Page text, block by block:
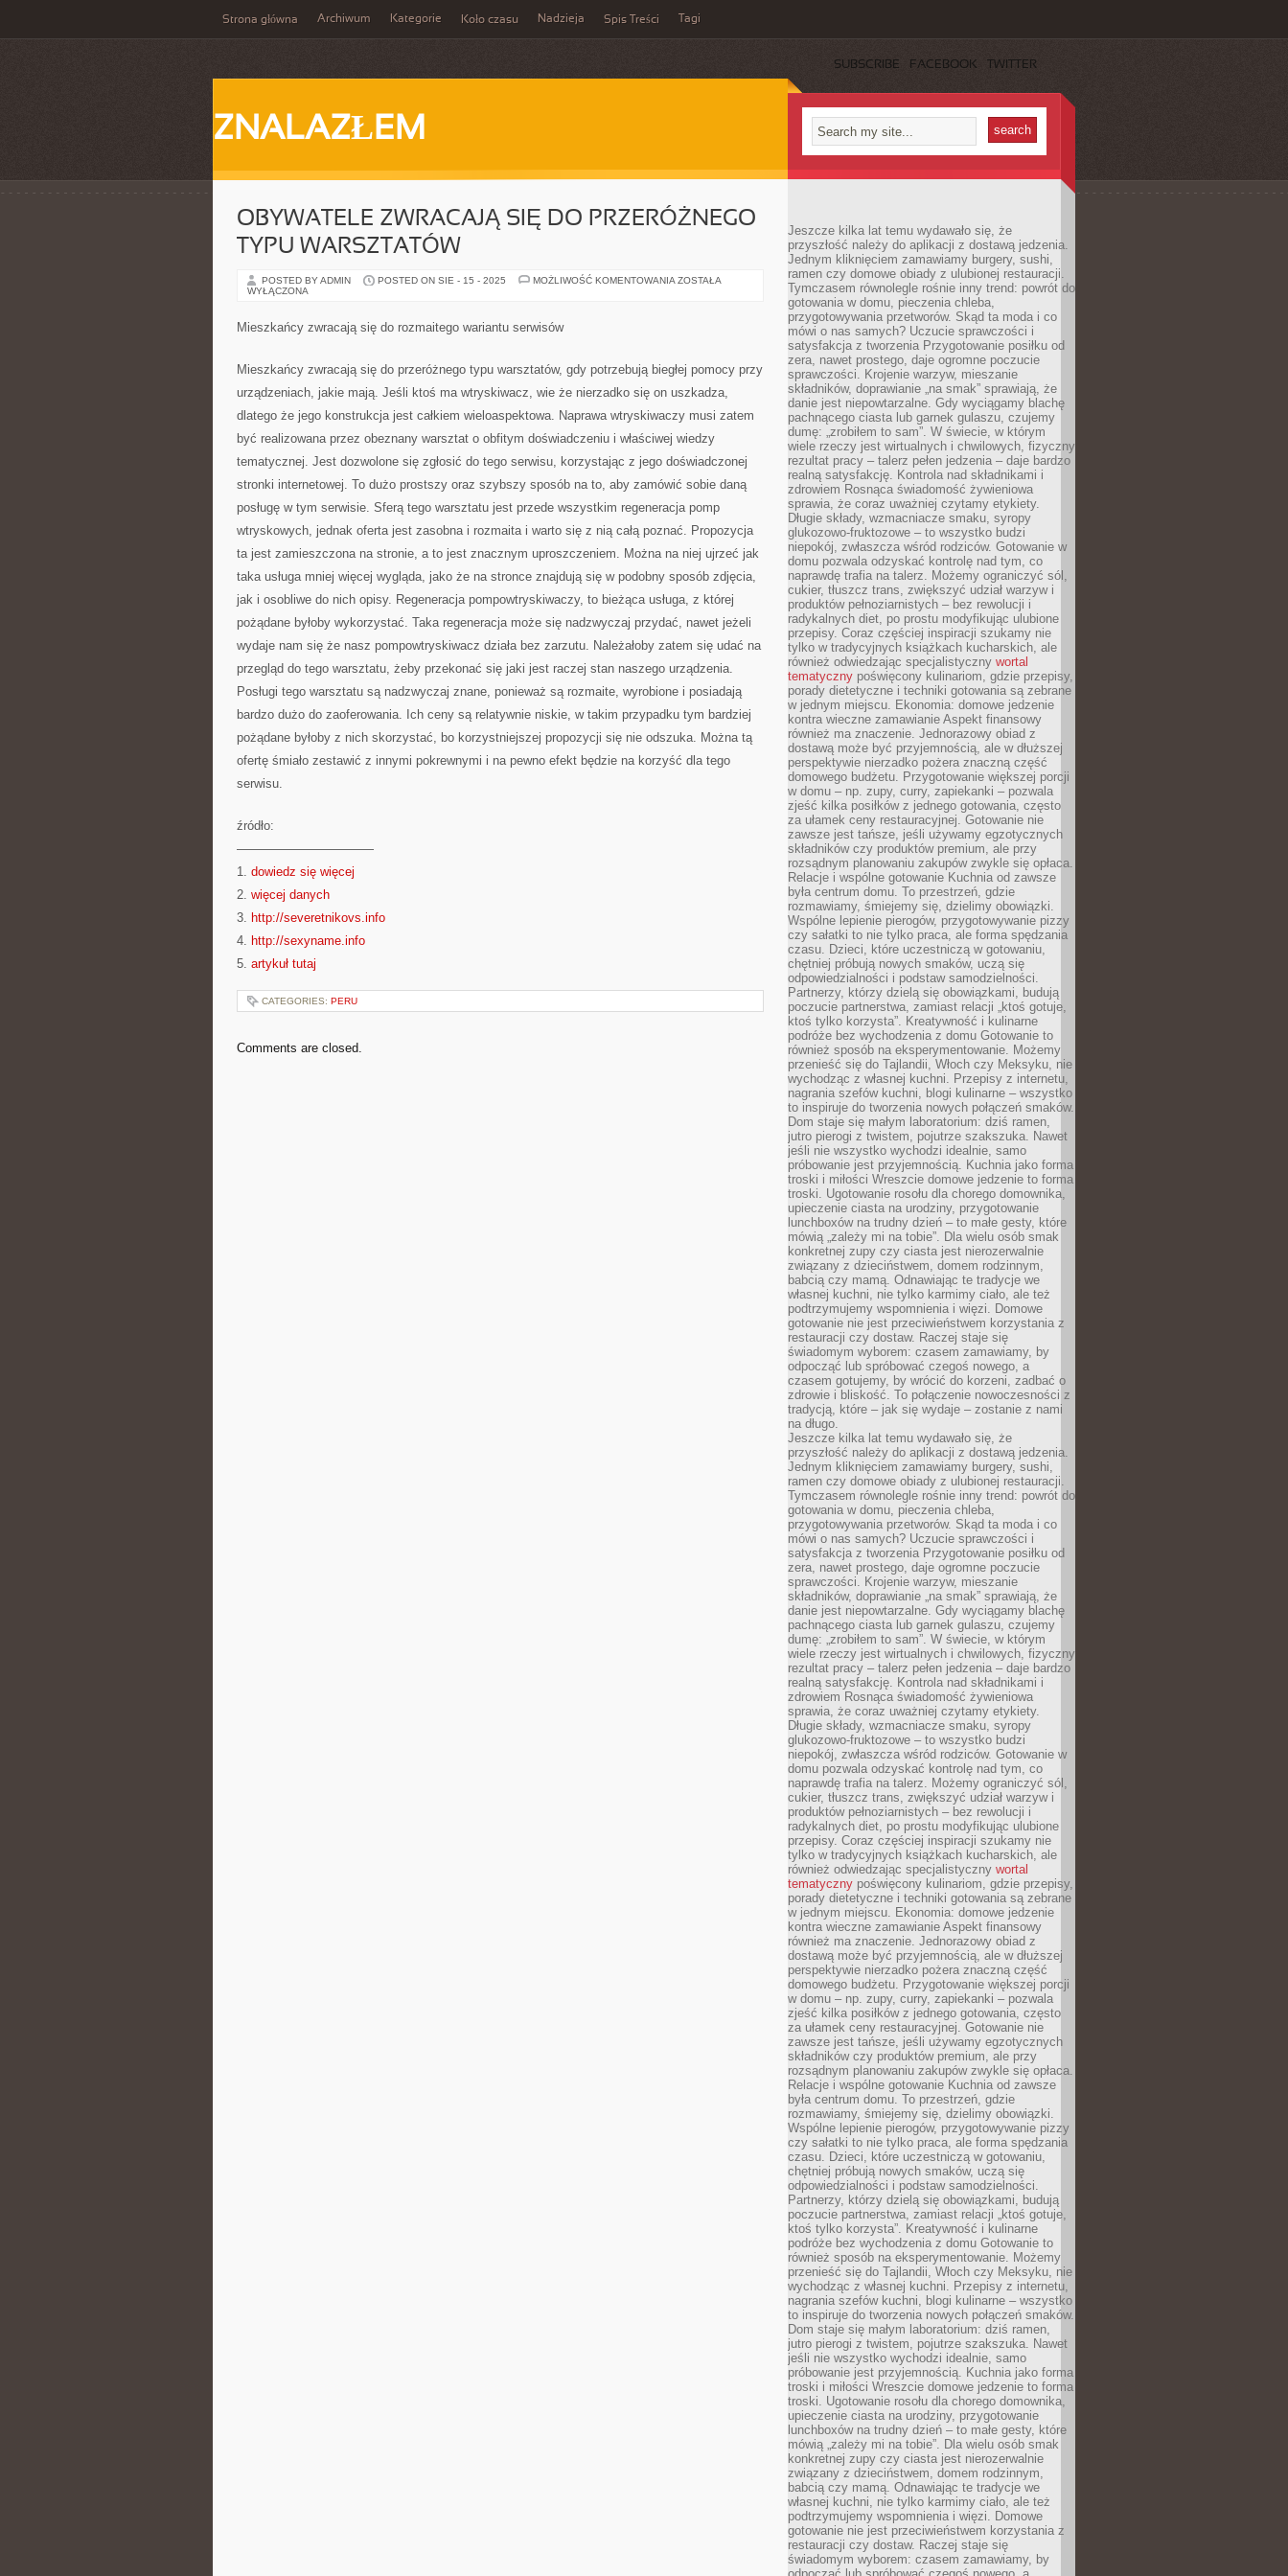
Strona główna Archiwum Kategorie Koło czasu Nadzieja Spis Treści Tagi
SUBSCRIBE FACEBOOK TWITTER
ZNALAZŁEM
OBYWATELE ZWRACAJĄ SIĘ DO PRZERÓŻNEGO
TYPU WARSZTATÓW
POSTED BY ADMIN POSTED ON SIE - 15 - 2025 MOŻLIWOŚĆ KOMENTOWANIA OBYWATELE
ZOSTAŁA
WYŁĄCZONA
Mieszkańcy zwracają się do rozmaitego wariantu serwisów
Mieszkańcy zwracają się do przeróżnego typu warsztatów, gdy potrzebują biegłej pomocy przy
urządzeniach, jakie mają. Jeśli ktoś ma wtryskiwacz, wie że nierzadko się on uszkadza,
dlatego że jego konstrukcja jest całkiem wieloaspektowa. Naprawa wtryskiwaczy musi zatem
być realizowana przez obeznany warsztat o obfitym doświadczeniu i właściwej wiedzy
tematycznej. Jest dozwolone się zgłosić do tego serwisu, korzystając z jego doświadczonej
stronki internetowej. To dużo prostszy oraz szybszy sposób na to, aby zamówić sobie daną
posługę w tym serwisie. Sferą tego warsztatu jest przede wszystkim regeneracja pomp
wtryskowych, jednak oferta jest zasobna i rozmaita i warto się z nią całą poznać. Propozycja
ta jest zamieszczona na stronie, a to jest znacznym uproszczeniem. Można na niej ujrzeć jak
taka usługa mniej więcej wygląda, jako że na stronce znajdują się w podobny sposób zdjęcia,
jak i osobliwe do nich opisy. Regeneracja pompowtryskiwaczy, to bieżąca usługa, z której
pożądane byłoby wykorzystać. Taka regeneracja może się nadzwyczaj przydać, nawet jeżeli
wydaje nam się że nasz pompowtryskiwacz działa bez zarzutu. Należałoby zatem się udać na
przegląd do tego warsztatu, żeby przekonać się jaki jest raczej stan naszego urządzenia.
Posługi tego warsztatu są nadzwyczaj znane, ponieważ są rozmaite, wyrobione i posiadają
bardzo dużo do zaoferowania. Ich ceny są relatywnie niskie, w takim przypadku tym bardziej
pożądane byłoby z nich skorzystać, bo korzystniejszej propozycji się nie odszuka. Można tą
ofertę śmiało zestawić z innymi pokrewnymi i na pewno efekt będzie na korzyść dla tego
serwisu.
źródło:
———————————
1. dowiedz się więcej
2. więcej danych
3. http://severetnikovs.info
4. http://sexyname.info
5. artykuł tutaj
CATEGORIES: PERU
Comments are closed.
Jeszcze kilka lat temu wydawało się, że
przyszłość należy do aplikacji z dostawą jedzenia.
Jednym kliknięciem zamawiamy burgery, sushi,
ramen czy domowe obiady z ulubionej restauracji.
Tymczasem równolegle rośnie inny trend: powrót do
gotowania w domu, pieczenia chleba,
przygotowywania przetworów. Skąd ta moda i co
mówi o nas samych? Uczucie sprawczości i
satysfakcja z tworzenia Przygotowanie posiłku od
zera, nawet prostego, daje ogromne poczucie
sprawczości. Krojenie warzyw, mieszanie
składników, doprawianie „na smak” sprawiają, że
danie jest niepowtarzalne. Gdy wyciągamy blachę
pachnącego ciasta lub garnek gulaszu, czujemy
dumę: „zrobiłem to sam”. W świecie, w którym
wiele rzeczy jest wirtualnych i chwilowych, fizyczny
rezultat pracy – talerz pełen jedzenia – daje bardzo
realną satysfakcję. Kontrola nad składnikami i
zdrowiem Rosnąca świadomość żywieniowa
sprawia, że coraz uważniej czytamy etykiety.
Długie składy, wzmacniacze smaku, syropy
glukozowo-fruktozowe – to wszystko budzi
niepokój, zwłaszcza wśród rodziców. Gotowanie w
domu pozwala odzyskać kontrolę nad tym, co
naprawdę trafia na talerz. Możemy ograniczyć sól,
cukier, tłuszcz trans, zwiększyć udział warzyw i
produktów pełnoziarnistych – bez rewolucji i
radykalnych diet, po prostu modyfikując ulubione
przepisy. Coraz częściej inspiracji szukamy nie
tylko w tradycyjnych książkach kucharskich, ale
również odwiedzając specjalistyczny wortal
tematyczny poświęcony kulinariom, gdzie przepisy,
porady dietetyczne i techniki gotowania są zebrane
w jednym miejscu. Ekonomia: domowe jedzenie
kontra wieczne zamawianie Aspekt finansowy
również ma znaczenie. Jednorazowy obiad z
dostawą może być przyjemnością, ale w dłuższej
perspektywie nierzadko pożera znaczną część
domowego budżetu. Przygotowanie większej porcji
w domu – np. zupy, curry, zapiekanki – pozwala
zjeść kilka posiłków z jednego gotowania, często
za ułamek ceny restauracyjnej. Gotowanie nie
zawsze jest tańsze, jeśli używamy egzotycznych
składników czy produktów premium, ale przy
rozsądnym planowaniu zakupów zwykle się opłaca.
Relacje i wspólne gotowanie Kuchnia od zawsze
była centrum domu. To przestrzeń, gdzie
rozmawiamy, śmiejemy się, dzielimy obowiązki.
Wspólne lepienie pierogów, przygotowywanie pizzy
czy sałatki to nie tylko praca, ale forma spędzania
czasu. Dzieci, które uczestniczą w gotowaniu,
chętniej próbują nowych smaków, uczą się
odpowiedzialności i podstaw samodzielności.
Partnerzy, którzy dzielą się obowiązkami, budują
poczucie partnerstwa, zamiast relacji „ktoś gotuje,
ktoś tylko korzysta”. Kreatywność i kulinarne
podróże bez wychodzenia z domu Gotowanie to
również sposób na eksperymentowanie. Możemy
przenieść się do Tajlandii, Włoch czy Meksyku, nie
wychodząc z własnej kuchni. Przepisy z internetu,
nagrania szefów kuchni, blogi kulinarne – wszystko
to inspiruje do tworzenia nowych połączeń smaków.
Dom staje się małym laboratorium: dziś ramen,
jutro pierogi z twistem, pojutrze szakszuka. Nawet
jeśli nie wszystko wychodzi idealnie, samo
próbowanie jest przyjemnością. Kuchnia jako forma
troski i miłości Wreszcie domowe jedzenie to forma
troski. Ugotowanie rosołu dla chorego domownika,
upieczenie ciasta na urodziny, przygotowanie
lunchboxów na trudny dzień – to małe gesty, które
mówią „zależy mi na tobie”. Dla wielu osób smak
konkretnej zupy czy ciasta jest nierozerwalnie
związany z dzieciństwem, domem rodzinnym,
babcią czy mamą. Odnawiając te tradycje we
własnej kuchni, nie tylko karmimy ciało, ale też
podtrzymujemy wspomnienia i więzi. Domowe
gotowanie nie jest przeciwieństwem korzystania z
restauracji czy dostaw. Raczej staje się
świadomym wyborem: czasem zamawiamy, by
odpocząć lub spróbować czegoś nowego, a
czasem gotujemy, by wrócić do korzeni, zadbać o
zdrowie i bliskość. To połączenie nowoczesności z
tradycją, które – jak się wydaje – zostanie z nami
na długo.
Jeszcze kilka lat temu wydawało się, że
przyszłość należy do aplikacji z dostawą jedzenia.
Jednym kliknięciem zamawiamy burgery, sushi,
ramen czy domowe obiady z ulubionej restauracji.
Tymczasem równolegle rośnie inny trend: powrót do
gotowania w domu, pieczenia chleba,
przygotowywania przetworów. Skąd ta moda i co
mówi o nas samych? Uczucie sprawczości i
satysfakcja z tworzenia Przygotowanie posiłku od
zera, nawet prostego, daje ogromne poczucie
sprawczości. Krojenie warzyw, mieszanie
składników, doprawianie „na smak” sprawiają, że
danie jest niepowtarzalne. Gdy wyciągamy blachę
pachnącego ciasta lub garnek gulaszu, czujemy
dumę: „zrobiłem to sam”. W świecie, w którym
wiele rzeczy jest wirtualnych i chwilowych, fizyczny
rezultat pracy – talerz pełen jedzenia – daje bardzo
realną satysfakcję. Kontrola nad składnikami i
zdrowiem Rosnąca świadomość żywieniowa
sprawia, że coraz uważniej czytamy etykiety.
Długie składy, wzmacniacze smaku, syropy
glukozowo-fruktozowe – to wszystko budzi
niepokój, zwłaszcza wśród rodziców. Gotowanie w
domu pozwala odzyskać kontrolę nad tym, co
naprawdę trafia na talerz. Możemy ograniczyć sól,
cukier, tłuszcz trans, zwiększyć udział warzyw i
produktów pełnoziarnistych – bez rewolucji i
radykalnych diet, po prostu modyfikując ulubione
przepisy. Coraz częściej inspiracji szukamy nie
tylko w tradycyjnych książkach kucharskich, ale
również odwiedzając specjalistyczny wortal
tematyczny poświęcony kulinariom, gdzie przepisy,
porady dietetyczne i techniki gotowania są zebrane
w jednym miejscu. Ekonomia: domowe jedzenie
kontra wieczne zamawianie Aspekt finansowy
również ma znaczenie. Jednorazowy obiad z
dostawą może być przyjemnością, ale w dłuższej
perspektywie nierzadko pożera znaczną część
domowego budżetu. Przygotowanie większej porcji
w domu – np. zupy, curry, zapiekanki – pozwala
zjeść kilka posiłków z jednego gotowania, często
za ułamek ceny restauracyjnej. Gotowanie nie
zawsze jest tańsze, jeśli używamy egzotycznych
składników czy produktów premium, ale przy
rozsądnym planowaniu zakupów zwykle się opłaca.
Relacje i wspólne gotowanie Kuchnia od zawsze
była centrum domu. To przestrzeń, gdzie
rozmawiamy, śmiejemy się, dzielimy obowiązki.
Wspólne lepienie pierogów, przygotowywanie pizzy
czy sałatki to nie tylko praca, ale forma spędzania
czasu. Dzieci, które uczestniczą w gotowaniu,
chętniej próbują nowych smaków, uczą się
odpowiedzialności i podstaw samodzielności.
Partnerzy, którzy dzielą się obowiązkami, budują
poczucie partnerstwa, zamiast relacji „ktoś gotuje,
ktoś tylko korzysta”. Kreatywność i kulinarne
podróże bez wychodzenia z domu Gotowanie to
również sposób na eksperymentowanie. Możemy
przenieść się do Tajlandii, Włoch czy Meksyku, nie
wychodząc z własnej kuchni. Przepisy z internetu,
nagrania szefów kuchni, blogi kulinarne – wszystko
to inspiruje do tworzenia nowych połączeń smaków.
Dom staje się małym laboratorium: dziś ramen,
jutro pierogi z twistem, pojutrze szakszuka. Nawet
jeśli nie wszystko wychodzi idealnie, samo
próbowanie jest przyjemnością. Kuchnia jako forma
troski i miłości Wreszcie domowe jedzenie to forma
troski. Ugotowanie rosołu dla chorego domownika,
upieczenie ciasta na urodziny, przygotowanie
lunchboxów na trudny dzień – to małe gesty, które
mówią „zależy mi na tobie”. Dla wielu osób smak
konkretnej zupy czy ciasta jest nierozerwalnie
związany z dzieciństwem, domem rodzinnym,
babcią czy mamą. Odnawiając te tradycje we
własnej kuchni, nie tylko karmimy ciało, ale też
podtrzymujemy wspomnienia i więzi. Domowe
gotowanie nie jest przeciwieństwem korzystania z
restauracji czy dostaw. Raczej staje się
świadomym wyborem: czasem zamawiamy, by